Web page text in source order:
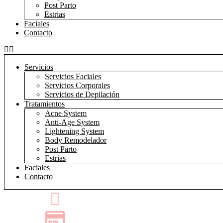
Post Parto
Estrias
Faciales
Contacto
Servicios
Servicios Faciales
Servicios Corporales
Servicios de Depilación
Tratamientos
Acne System
Anti-Age System
Lightening System
Body Remodelador
Post Parto
Estrias
Faciales
Contacto